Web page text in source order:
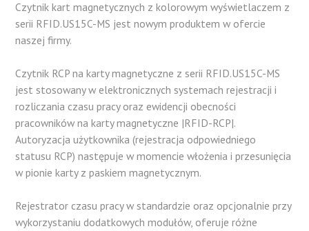
Czytnik kart magnetycznych z kolorowym wyświetlaczem z
serii RFID.US15C-MS jest nowym produktem w ofercie
naszej firmy.
Czytnik RCP na karty magnetyczne z serii RFID.US15C-MS
jest stosowany w elektronicznych systemach rejestracji i
rozliczania czasu pracy oraz ewidencji obecności
pracowników na karty magnetyczne |RFID-RCP|.
Autoryzacja użytkownika (rejestracja odpowiedniego
statusu RCP) następuje w momencie włożenia i przesunięcia
w pionie karty z paskiem magnetycznym.
Rejestrator czasu pracy w standardzie oraz opcjonalnie przy
wykorzystaniu dodatkowych modułów, oferuje różne